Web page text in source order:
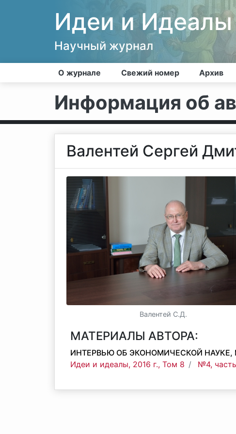
Идеи и Идеалы
Научный журнал
О журнале Свежий номер Архив
Информация об
Валентей Сергей
Валентей С.Д.
МАТЕРИАЛЫ АВТОРА:
ИНТЕРВЬЮ ОБ ЭКОНОМИЧЕСКОЙ
Идеи и идеалы, 2016 г., Том 8
№4,